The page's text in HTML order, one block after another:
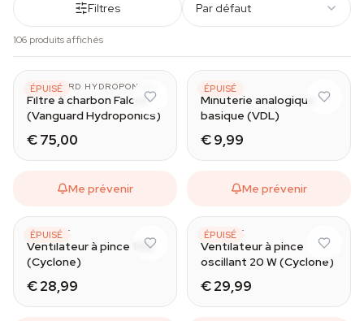
Filtres Par défaut
106 produits affichés
ÉPUISÉ
VANGUARD HYDROPONICS
Filtre à charbon Falcon
(Vanguard Hydroponics)
€ 75,00
Me prévenir
ÉPUISÉ
VDL
Minuterie analogique
basique (VDL)
€ 9,99
Me prévenir
ÉPUISÉ
CYCLONE
Ventilateur à pince 15W
(Cyclone)
€ 28,99
ÉPUISÉ
CYCLONE
Ventilateur à pince
oscillant 20 W (Cyclone)
€ 29,99